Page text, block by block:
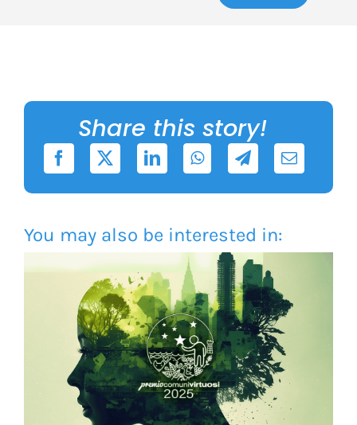
Share this story!
You may also be interested in: